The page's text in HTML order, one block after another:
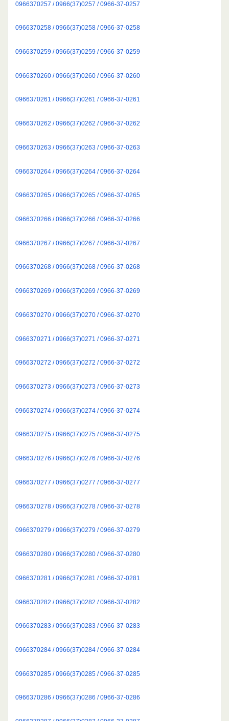
0966370257 / 0966(37)0257 / 0966-37-0257
0966370258 / 0966(37)0258 / 0966-37-0258
0966370259 / 0966(37)0259 / 0966-37-0259
0966370260 / 0966(37)0260 / 0966-37-0260
0966370261 / 0966(37)0261 / 0966-37-0261
0966370262 / 0966(37)0262 / 0966-37-0262
0966370263 / 0966(37)0263 / 0966-37-0263
0966370264 / 0966(37)0264 / 0966-37-0264
0966370265 / 0966(37)0265 / 0966-37-0265
0966370266 / 0966(37)0266 / 0966-37-0266
0966370267 / 0966(37)0267 / 0966-37-0267
0966370268 / 0966(37)0268 / 0966-37-0268
0966370269 / 0966(37)0269 / 0966-37-0269
0966370270 / 0966(37)0270 / 0966-37-0270
0966370271 / 0966(37)0271 / 0966-37-0271
0966370272 / 0966(37)0272 / 0966-37-0272
0966370273 / 0966(37)0273 / 0966-37-0273
0966370274 / 0966(37)0274 / 0966-37-0274
0966370275 / 0966(37)0275 / 0966-37-0275
0966370276 / 0966(37)0276 / 0966-37-0276
0966370277 / 0966(37)0277 / 0966-37-0277
0966370278 / 0966(37)0278 / 0966-37-0278
0966370279 / 0966(37)0279 / 0966-37-0279
0966370280 / 0966(37)0280 / 0966-37-0280
0966370281 / 0966(37)0281 / 0966-37-0281
0966370282 / 0966(37)0282 / 0966-37-0282
0966370283 / 0966(37)0283 / 0966-37-0283
0966370284 / 0966(37)0284 / 0966-37-0284
0966370285 / 0966(37)0285 / 0966-37-0285
0966370286 / 0966(37)0286 / 0966-37-0286